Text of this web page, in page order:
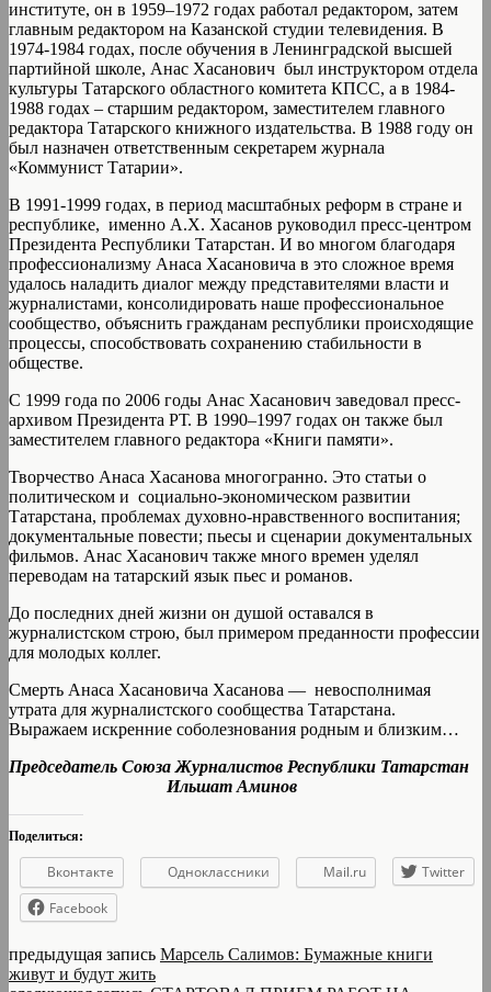
институте, он в 1959–1972 годах работал редактором, затем
главным редактором на Казанской студии телевидения. В
1974-1984 годах, после обучения в Ленинградской высшей
партийной школе, Анас Хасанович был инструктором отдела
культуры Татарского областного комитета КПСС, а в 1984-
1988 годах – старшим редактором, заместителем главного
редактора Татарского книжного издательства. В 1988 году он
был назначен ответственным секретарем журнала
«Коммунист Татарии».
В 1991-1999 годах, в период масштабных реформ в стране и
республике, именно А.Х. Хасанов руководил пресс-центром
Президента Республики Татарстан. И во многом благодаря
профессионализму Анаса Хасановича в это сложное время
удалось наладить диалог между представителями власти и
журналистами, консолидировать наше профессиональное
сообщество, объяснить гражданам республики происходящие
процессы, способствовать сохранению стабильности в
обществе.
С 1999 года по 2006 годы Анас Хасанович заведовал пресс-
архивом Президента РТ. В 1990–1997 годах он также был
заместителем главного редактора «Книги памяти».
Творчество Анаса Хасанова многогранно. Это статьи о
политическом и социально-экономическом развитии
Татарстана, проблемах духовно-нравственного воспитания;
документальные повести; пьесы и сценарии документальных
фильмов. Анас Хасанович также много времен уделял
переводам на татарский язык пьес и романов.
До последних дней жизни он душой оставался в
журналистском строю, был примером преданности профессии
для молодых коллег.
Смерть Анаса Хасановича Хасанова — невосполнимая
утрата для журналистского сообщества Татарстана.
Выражаем искренние соболезнования родным и близким…
Председатель Союза Журналистов Республики Татарстан
Ильшат Аминов
Поделиться:
Вконтакте Одноклассники Mail.ru
Twitter
Facebook
предыдущая запись Марсель Салимов: Бумажные книги
живут и будут жить